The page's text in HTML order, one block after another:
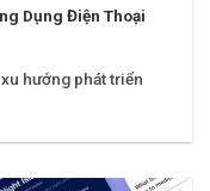
Dụng Điện Thoại
hướng phát triển